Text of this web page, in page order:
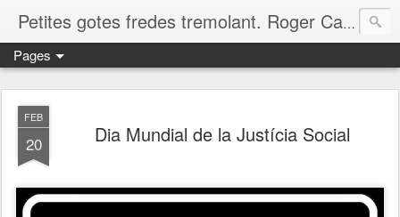
Petites gotes fredes tremolant. Roger Casero Gumbau. Girona
Pages
FEB
20 Dia Mundial de la Justícia Social